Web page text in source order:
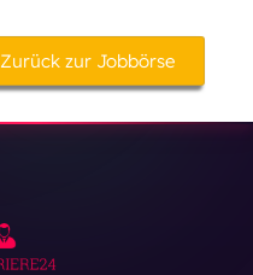
Zurück zur Jobbörse